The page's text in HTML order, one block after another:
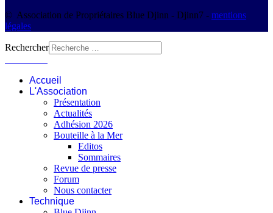
© Association de Propriétaires Blue Djinn - Djinn7 - mentions
légales
Rechercher
Accueil
L'Association
Présentation
Actualités
Adhésion 2026
Bouteille à la Mer
Editos
Sommaires
Revue de presse
Forum
Nous contacter
Technique